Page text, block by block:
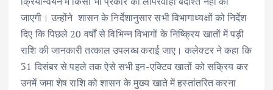
o
o
k
r A
p
p
dI
n
जाएगी। उन्होंने शासन के निर्देशानुसार सभी विभागाध्यक्षों को निर्देश
दिए कि पिछले 20 वर्षों से विभिन्न विभागों के निष्क्रिय खातों में पड़ी
राशि की जानकारी तत्काल उपलब्ध कराई जाए। कलेक्टर ने कहा कि
31 दिसंबर से पहले तक ऐसे सभी इन-एक्टिव खातों को सक्रिय कर
उनमें जमा शेष राशि को शासन के मुख्य खाते में हस्तांतरित करना